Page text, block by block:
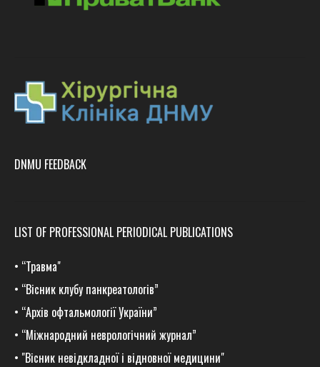
DNMU FEEDBACK
LIST OF PROFESSIONAL PERIODICAL PUBLICATIONS
• “Травма"
• “Вісник клубу панкреатологів”
• “Архів офтальмології України”
• “Міжнародний неврологічний журнал”
• "Вісник невідкладної і відновної медицини"